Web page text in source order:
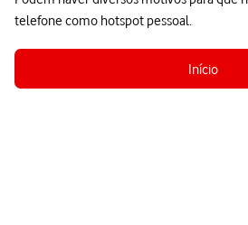
telefone como hotspot pessoal.
Início